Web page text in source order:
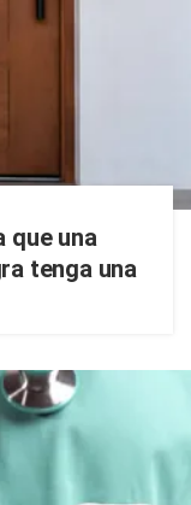
que una
tenga una